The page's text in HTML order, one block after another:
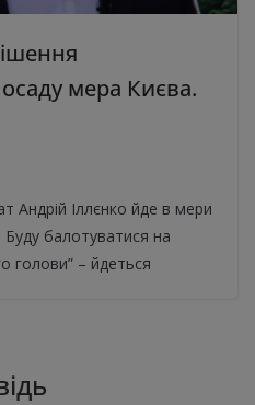
мера Києва.
Андрій Іллєнко йде в мери
Буду балотуватися на
голови” – йдеться